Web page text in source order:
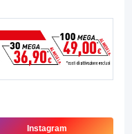
Instagram